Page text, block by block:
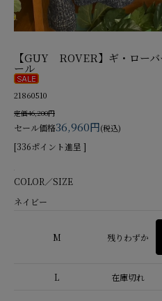
【GUY ROVER】ギ・ロー
ール
21860510
定価46,200円
セール価格36,960円(税込)
[336ポイント進呈 ]
COLOR／SIZE
ネイビー
M 残りわずか
L 在庫切れ